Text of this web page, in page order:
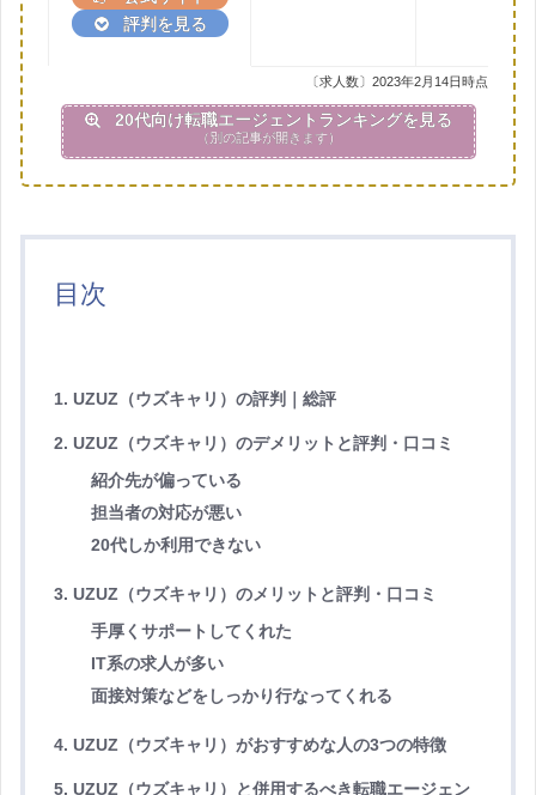
評判を見る
〔求人数〕2023年2月14日時点
20代向け転職エージェントランキングを見る
（別の記事が開きます）
目次
1. UZUZ（ウズキャリ）の評判｜総評
2. UZUZ（ウズキャリ）のデメリットと評判・口コミ
紹介先が偏っている
担当者の対応が悪い
20代しか利用できない
3. UZUZ（ウズキャリ）のメリットと評判・口コミ
手厚くサポートしてくれた
IT系の求人が多い
面接対策などをしっかり行なってくれる
4. UZUZ（ウズキャリ）がおすすめな人の3つの特徴
5. UZUZ（ウズキャリ）と併用するべき転職エージェン